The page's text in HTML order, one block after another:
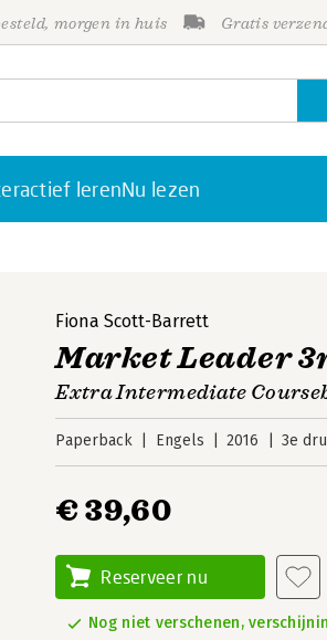
morgen in huis Gratis
lerenNu lezen
Fiona Scott-Barrett
Market Leader
Extra Intermediate
Paperback Engels 2016 3e
€ 39,60
Reserveer nu
Nog niet verschenen,